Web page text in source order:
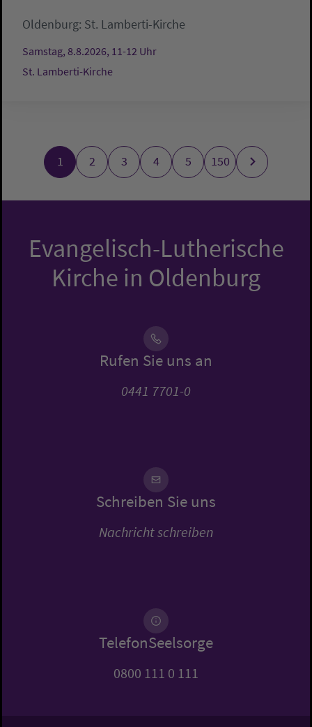
Oldenburg: St. Lamberti-Kirche
Samstag, 8.8.2026, 11-12 Uhr
St. Lamberti-Kirche
1 2 3 4 5 150
Evangelisch-Lutherische
Kirche in Oldenburg
Rufen Sie uns an
0441 7701-0
Schreiben Sie uns
Nachricht schreiben
TelefonSeelsorge
0800 111 0 111